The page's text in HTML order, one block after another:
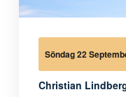
Söndag 22
Christian